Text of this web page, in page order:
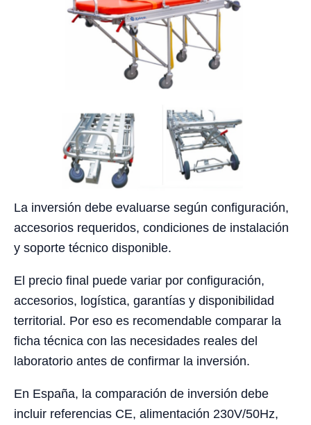
La inversión debe evaluarse según configuración,
accesorios requeridos, condiciones de instalación
y soporte técnico disponible.
El precio final puede variar por configuración,
accesorios, logística, garantías y disponibilidad
territorial. Por eso es recomendable comparar la
ficha técnica con las necesidades reales del
laboratorio antes de confirmar la inversión.
En España, la comparación de inversión debe
incluir referencias CE, alimentación 230V/50Hz,